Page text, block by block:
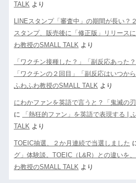
TALKより
LINEスタンプ「審査中」の期間が長い？
スタンプ、販売後に「修正版」リリース
わ教授のSMALL TALKより
「ワクチン接種した？」「副反応あった
「ワクチンの２回目」「副反応はいつか
ふわふわ教授のSMALL TALKより
にわかファンを英語で言うと？「鬼滅の
に
「熱狂的ファン」を英語で表現する |
TALKより
TOEIC抽選、２か月連続で当選しました
グ」体験談。TOEIC（L&R）との違いを
わ教授のSMALL TALKより